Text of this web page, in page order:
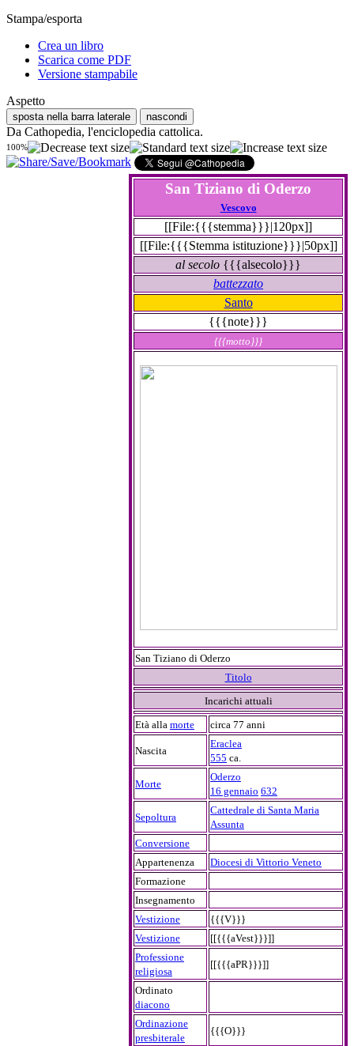
Stampa/esporta
Crea un libro
Scarica come PDF
Versione stampabile
Aspetto
sposta nella barra laterale nascondi
Da Cathopedia, l'enciclopedia cattolica.
100%
San Tiziano di Oderzo
Vescovo
[[File:{{{stemma}}}|120px]]
[[File:{{{Stemma istituzione}}}|50px]]
al secolo {{{alsecolo}}}
battezzato
Santo
{{{note}}}
{{{motto}}}
San Tiziano di Oderzo
Titolo
Incarichi attuali
Età alla morte circa 77 anni
Nascita
Eraclea
555 ca.
Morte
Oderzo
16 gennaio 632
Sepoltura
Cattedrale di Santa Maria
Assunta
Conversione
Appartenenza
Diocesi di Vittorio Veneto
Formazione
Insegnamento
Vestizione
{{{V}}}
Vestizione
[[{{{aVest}}}]]
Professione
religiosa
[[{{{aPR}}}]]
Ordinato
diacono
Ordinazione
presbiterale
{{{O}}}